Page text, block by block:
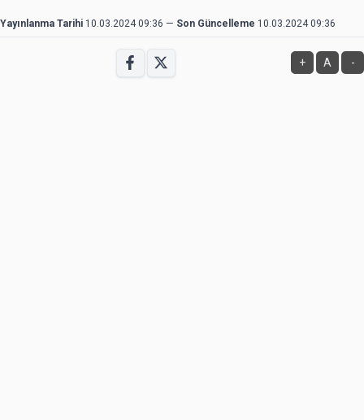
Yayınlanma Tarihi 10.03.2024 09:36 — Son Güncelleme 10.03.2024 09:36
+ A -